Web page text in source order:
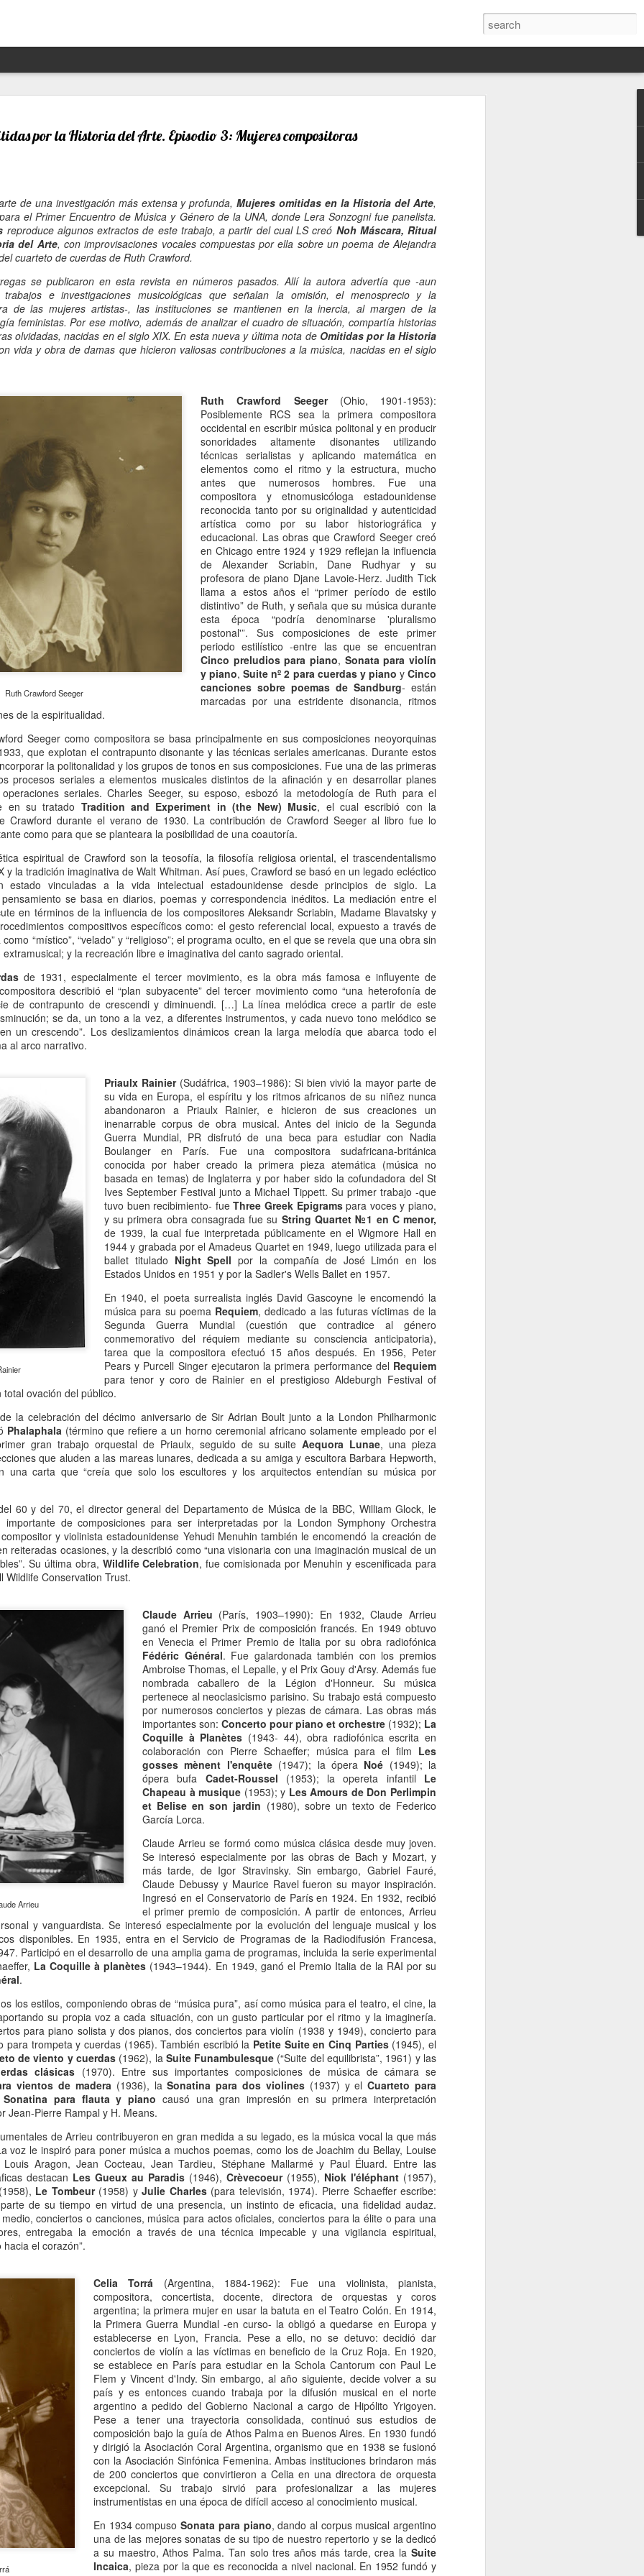
por la Historia del Arte. Episodio 3: Mujeres compositoras
de una investigación más extensa y profunda,Mujeres omitidas en la Historia del Arte,
el Primer Encuentro de Música y Género de la UNA, donde Lera Sonzogni fue panelista.
reproduce algunos extractos de este trabajo, a partir del cual LS creó Noh Máscara, Ritual
del Arte, con improvisaciones vocales compuestas por ella sobre un poema de Alejandra
cuarteto de cuerdas de Ruth Crawford.
se publicaron en esta revista en números pasados. Allí la autora advertía que -aun
trabajos e investigaciones musicológicas que señalan la omisión, el menosprecio y la
de las mujeres artistas-, las instituciones se mantienen en la inercia, al margen de la
feministas. Por ese motivo, además de analizar el cuadro de situación, compartía historias
olvidadas, nacidas en el siglo XIX. En esta nueva y última nota de Omitidas por la Historia
vida y obra de damas que hicieron valiosas contribuciones a la música, nacidas en el siglo
Ruth Crawford Seeger
Ruth Crawford Seeger(Ohio, 1901-1953):
Posiblemente RCS sea la primera compositora
occidental en escribir música politonal y en producir
sonoridades altamente disonantes utilizando
técnicas serialistas y aplicando matemática en
elementos como el ritmo y la estructura, mucho
antes que numerosos hombres. Fue una
compositora y etnomusicóloga estadounidense
reconocida tanto por su originalidad y autenticidad
artística como por su labor historiográfica y
educacional. Las obras que Crawford Seeger creó
en Chicago entre 1924 y 1929 reflejan la influencia
de Alexander Scriabin, Dane Rudhyar y su
profesora de piano Djane Lavoie-Herz. Judith Tick
llama a estos años el “primer período de estilo
distintivo” de Ruth, y señala que su música durante
esta época “podría denominarse 'pluralismo
postonal'”. Sus composiciones de este primer
periodo estilístico -entre las que se encuentran
Cinco preludios para piano, Sonata para violín
y piano,Suite nº 2 para cuerdas y piano yCinco
canciones sobre poemas de Sandburg- están
marcadas por una estridente disonancia, ritmos
de la espiritualidad.
Seeger como compositora se basa principalmente en sus composiciones neoyorquinas
que explotan el contrapunto disonante y las técnicas seriales americanas. Durante estos
la politonalidad y los grupos de tonos en sus composiciones. Fue una de las primeras
procesos seriales a elementos musicales distintos de la afinación y en desarrollar planes
seriales. Charles Seeger, su esposo, esbozó la metodología de Ruth para el
en su tratado Tradition and Experiment in (the New) Music, el cual escribió con la
Crawford durante el verano de 1930. La contribución de Crawford Seeger al libro fue lo
como para que se planteara la posibilidad de una coautoría.
espiritual de Crawford son la teosofía, la filosofía religiosa oriental, el trascendentalismo
y la tradición imaginativa de Walt Whitman. Así pues, Crawford se basó en un legado ecléctico
estado vinculadas a la vida intelectual estadounidense desde principios de siglo. La
se basa en diarios, poemas y correspondencia inéditos. La mediación entre el
en términos de la influencia de los compositores Aleksandr Scriabin, Madame Blavatsky y
compositivos específicos como: el gesto referencial local, expuesto a través de
“místico”, “velado” y “religioso”; el programa oculto, en el que se revela que una obra sin
y la recreación libre e imaginativa del canto sagrado oriental.
de 1931, especialmente el tercer movimiento, es la obra más famosa e influyente de
describió el “plan subyacente” del tercer movimiento como “una heterofonía de
de contrapunto de crescendi y diminuendi. […] La línea melódica crece a partir de este
se da, un tono a la vez, a diferentes instrumentos, y cada nuevo tono melódico se
un crescendo”. Los deslizamientos dinámicos crean la larga melodía que abarca todo el
al arco narrativo.
Priaulx Rainier(Sudáfrica, 1903–1986): Si bien vivió la mayor parte de
su vida en Europa, el espíritu y los ritmos africanos de su niñez nunca
abandonaron a Priaulx Rainier, e hicieron de sus creaciones un
inenarrable corpus de obra musical. Antes del inicio de la Segunda
Guerra Mundial, PR disfrutó de una beca para estudiar con Nadia
Boulanger en París. Fue una compositora sudafricana-británica
conocida por haber creado la primera pieza atemática (música no
basada en temas) de Inglaterra y por haber sido la cofundadora del St
Ives September Festival junto a Michael Tippett. Su primer trabajo -que
tuvo buen recibimiento- fueThree Greek Epigramspara voces y piano,
y su primera obra consagrada fue su String Quartet №1 en C menor,
de 1939, la cual fue interpretada públicamente en el Wigmore Hall en
1944 y grabada por el Amadeus Quartet en 1949, luego utilizada para el
ballet titulado Night Spell por la compañía de José Limón en los
Estados Unidos en 1951 y por la Sadler's Wells Ballet en 1957.
En 1940, el poeta surrealista inglés David Gascoyne le encomendó la
música para su poema Requiem, dedicado a las futuras víctimas de la
Segunda Guerra Mundial (cuestión que contradice al género
conmemorativo del réquiem mediante su consciencia anticipatoria),
tarea que la compositora efectuó 15 años después. En 1956, Peter
Pears y Purcell Singer ejecutaron la primera performance del Requiem
para tenor y coro de Rainier en el prestigioso Aldeburgh Festival of
ovación del público.
la celebración del décimo aniversario de Sir Adrian Boult junto a la London Philharmonic
Phalaphala (término que refiere a un horno ceremonial africano solamente empleado por el
gran trabajo orquestal de Priaulx, seguido de su suiteAequora Lunae, una pieza
que aluden a las mareas lunares, dedicada a su amiga y escultora Barbara Hepworth,
una carta que “creía que solo los escultores y los arquitectos entendían su música por
60 y del 70, el director general del Departamento de Música de la BBC, William Glock, le
importante de composiciones para ser interpretadas por la London Symphony Orchestra
y violinista estadounidense Yehudi Menuhin también le encomendó la creación de
reiteradas ocasiones, y la describió como “una visionaria con una imaginación musical de un
Su última obra, Wildlife Celebration, fue comisionada por Menuhin y escenificada para
Wildlife Conservation Trust.
Arrieu
Claude Arrieu (París, 1903–1990): En 1932, Claude Arrieu
ganó el Premier Prix de composición francés. En 1949 obtuvo
en Venecia el Primer Premio de Italia por su obra radiofónica
Fédéric Général. Fue galardonada también con los premios
Ambroise Thomas, el Lepalle, y el Prix Gouy d'Arsy. Además fue
nombrada caballero de la Légion d'Honneur. Su música
pertenece al neoclasicismo parisino. Su trabajo está compuesto
por numerosos conciertos y piezas de cámara. Las obras más
importantes son: Concerto pour piano et orchestre (1932); La
Coquille à Planètes (1943- 44), obra radiofónica escrita en
colaboración con Pierre Schaeffer; música para el film Les
gosses mènent l'enquête(1947); la ópera Noé (1949); la
ópera bufa Cadet-Roussel (1953); la opereta infantil Le
Chapeau à musique (1953); y Les Amours de Don Perlimpin
et Belise en son jardin (1980), sobre un texto de Federico
García Lorca.
Claude Arrieu se formó como música clásica desde muy joven.
Se interesó especialmente por las obras de Bach y Mozart, y
más tarde, de Igor Stravinsky. Sin embargo, Gabriel Fauré,
Claude Debussy y Maurice Ravel fueron su mayor inspiración.
Ingresó en el Conservatorio de París en 1924. En 1932, recibió
el primer premio de composición. A partir de entonces, Arrieu
y vanguardista. Se interesó especialmente por la evolución del lenguaje musical y los
disponibles. En 1935, entra en el Servicio de Programas de la Radiodifusión Francesa,
Participó en el desarrollo de una amplia gama de programas, incluida la serie experimental
La Coquille à planètes (1943–1944). En 1949, ganó el Premio Italia de la RAI por su
.
los estilos, componiendo obras de “música pura”, así como música para el teatro, el cine, la
su propia voz a cada situación, con un gusto particular por el ritmo y la imaginería.
para piano solista y dos pianos, dos conciertos para violín (1938 y 1949), concierto para
para trompeta y cuerdas (1965). También escribió la Petite Suite en Cinq Parties(1945), el
de viento y cuerdas(1962), la Suite Funambulesque (“Suite del equilibrista”, 1961) y las
clásicas (1970). Entre sus importantes composiciones de música de cámara se
vientos de madera(1936), laSonatina para dos violines(1937) y elCuarteto para
Sonatina para flauta y piano causó una gran impresión en su primera interpretación
Jean-Pierre Rampal y H. Means.
de Arrieu contribuyeron en gran medida a su legado, es la música vocal la que más
voz le inspiró para poner música a muchos poemas, como los de Joachim du Bellay, Louise
Louis Aragon, Jean Cocteau, Jean Tardieu, Stéphane Mallarmé y Paul Éluard. Entre las
destacan Les Gueux au Paradis (1946), Crèvecoeur(1955), Niok l'éléphant (1957),
(1958), Le Tombeur(1958) yJulie Charles(para televisión, 1974). Pierre Schaeffer escribe:
de su tiempo en virtud de una presencia, un instinto de eficacia, una fidelidad audaz.
conciertos o canciones, música para actos oficiales, conciertos para la élite o para una
entregaba la emoción a través de una técnica impecable y una vigilancia espiritual,
el corazón”.
Celia Torrá (Argentina, 1884-1962): Fue una violinista, pianista,
compositora, concertista, docente, directora de orquestas y coros
argentina; la primera mujer en usar la batuta en el Teatro Colón. En 1914,
la Primera Guerra Mundial -en curso- la obligó a quedarse en Europa y
establecerse en Lyon, Francia. Pese a ello, no se detuvo: decidió dar
conciertos de violín a las víctimas en beneficio de la Cruz Roja. En 1920,
se establece en París para estudiar en la Schola Cantorum con Paul Le
Flem y Vincent d'Indy. Sin embargo, al año siguiente, decide volver a su
país y es entonces cuando trabaja por la difusión musical en el norte
argentino a pedido del Gobierno Nacional a cargo de Hipólito Yrigoyen.
Pese a tener una trayectoria consolidada, continuó sus estudios de
composición bajo la guía de Athos Palma en Buenos Aires. En 1930 fundó
y dirigió la Asociación Coral Argentina, organismo que en 1938 se fusionó
con la Asociación Sinfónica Femenina. Ambas instituciones brindaron más
de 200 conciertos que convirtieron a Celia en una directora de orquesta
excepcional. Su trabajo sirvió para profesionalizar a las mujeres
instrumentistas en una época de difícil acceso al conocimiento musical.
En 1934 compusoSonata para piano, dando al corpus musical argentino
una de las mejores sonatas de su tipo de nuestro repertorio y se la dedicó
a su maestro, Athos Palma. Tan solo tres años más tarde, crea la Suite
Incaica, pieza por la que es reconocida a nivel nacional. En 1952 fundó y
13
un afortunado encuentro escénico
advertencia de la brillante filósofa, politóloga, periodista Hannah
Arendt (1906- 1975) resuena con desgraciada vigencia en este siglo
21, en estos precisos momentos de amenaza a las democracias,
de hechos de ilegalidad y crueldad crecientes por parte de las
grandes potencias, de gobiernos talibanes, de un avance alucinante
de la ultraderecha más reaccionaria, caprichosa y avasalladora.
Arendt, de cuya muerte a los 69 se cumplieron 50 años en
diciembre pasado, fue una pensadora alemana -de origen judío-
original, audaz, a contracorriente, inconformista, libre de toda
atadura, que no le temió a la polémica.
JAN
13
Escribir contra toda
adversidad (estrepitosa)
Por Teresa Donato
Cuando estudiaba en la facultad,
etnografía -el más difícil de la
carrera-, hubo un día que, entre
fichas, fotocopias, libros, café,
puchos y la Olivetti portátil
celeste, me dije: “Esto es lo que
quiero hacer toda la vida”.
Mientras estaba leyendo y
escribiendo en silencio encerrada
en mi habitación, las horas no
pasaban. Me veo tal cual, como si
estuviera viviéndolo ahora.
13
Marta Lubos (16/8/1943-
27/3/2026): Retrato de
una mujer en armonía
Hace 10 años, ella fue la "chica
habría dado risa a Marta Lubos,
una artista en absoluto pagada de
sí misma, una persona libre de
toda presunción y más bien
renuente a dar entrevistas. Pero
en esta ocasión,
afortunadamente, se avino a
responder, afable y espontánea,
divertida o apasionada -según el
tema-, siempre yendo al punto,
sin el menor rodeo. Así, fueron
apareciendo la pianista, la
escultora, la cocinera que brinda
una receta.
JAN
13
Un cavaliere della patria
Por Sonia Novello
“Ser abofeteado teniendo las
es algo que no le deseo a nadie”.
Amadeo Novello. Diario de guerra.
Su primera fuga fue una noche
estrellada. Cuenta que avanzaban
cuando las nubes tapaban la luna.
Es que esta iluminaba demasiado
el borde de la carretera de
pedregullo llena de barro y de
pozos de la zona de montaña por
la que se desplazaban, bajo el
cielo de Yugoslavia.
Damiselas Nº 1, a modo de editorial
Allá por las postrimerías del año 2012 se publicó la primera
edición de Damiselas en apuros, precedida del siguiente introito:
primero que hay que saber es que una damisela no es ni una dama
diferenciar un gato de un perro).
Gaby Ferrero (1/7/1961- 20/1/2026)
Sus ojos se cerraron -anticipadamente, inesperadamente- y el
mundo de quienes la siguen queriendo y admirando se detuvo,
el shock y un enorme desconsuelo. Tan adorable y honesta como
tan excelente y angelada como actriz, tan amorosa y atenta
su maternidad elegida y conquistada palmo a palmo... Cómo no
en su queridísimo hijo adoptivo Osqui Ferrero, que resultó,
una notable revelación como actor en Más bello que la
(2022).
Mi Rob Reiner privado
Por Moira Soto
de varios cuentos románticos fílmicos para gente adulta,
muy querida en la farándula hollywoodense y más allá,
activista del partido demócrata, Rob Reiner -como es
sabido por la difusión que tuvo la noticia- fue víctima de la muerte
horrible que pudiera tener alguien de sus quilates. Una jugarreta
del destino que, en general -salvo a individuos desalmados
el “presidente” actual de los Estados Unidos-, costó asumir.
Mi padre lee
Por María José Eyras
Ciro Ramón Eyras, 1932-2019
de la ventana, junto al fuego, mi padre lee.
pienso en él, lo veo así, leyendo, la cabeza gris detrás del vidrio. Es
visión fugaz, apenas un segundo, la de mi padre, sentado de
en su casita de fin de semana, en un barrio cerrado de la
Al fin sola y, a la vez, tan bien acompañada
Por Guadalupe Treibel
soledad implica que, aunque esté sola, estoy con alguien; es decir,
fuera de serie Hannah Arendt, y esa frase es la llave que cierra
de Enfin seule (“Por fin sola”), libro de la periodista y
Lauren Bastide que acaba de editarse en Francia con muy
acogida.
Por Caro Alfonso
un año, Mona me salvó la vida. Llegué a la casa de mi hermana
de manejar muchas horas escuchando la misma lista de
desde que salí de mi casa.
La lectora de la lectora
Por Cecilia Sorrentino
la lectora regresa a libros entrañables que leyó hace tiempo.
tarde le gustaría volver a Virginia Woolf.
un libro al azar y lo abre. Inmediatamente reconoce el cuarto.
algunas líneas…
no está en su escritorio. Junto a la ventana, el pequeño sillón
la última luz que llega del jardín. Virginia lee. Algunas tardes
entre el té y la cena.
¿Broncearse? ¡Un quemo!
Por Guadalupe Treibel
entero tarde -por puro despiste- y siento la obligación moral de
el asunto para quienes todavía se rompen el coco buscando la
segura de quedar color canela: el bronceado saludable no existe.
un oxímoron, un verso. Resulta que eso que llamamos “colorcito”
en términos médicos, la respuesta a un daño: la piel produce
para defenderse porque la radiación ya empezó a dañar el
de sus células.
Volante, hormonas y burocracia
Por Mariela Sexer
es algo que me enorgullece, creo que lo hago muy bien y
mucho la libertad, la independencia y el poder que me da
señalé en la segunda entrega de La inspectora, mi newsletter, es
significativa la diferencia de licencias de conducir otorgadas según
en Argentina.
Argentina, la conducción continúa siendo una actividad
Instructivo para ordenar un costurero
Damiselas. Hemos recorrido un largo camino, muchachas,
a los varones publicistas de los años 70 con el fin de
a las mujeres cigarrillos (y habrían dicho casi cualquier otra
con tal de inducirnos a comprar otro producto). Pero en el caso de
es real el extenso recorrido de este espacio, con mi casi
acompañamiento dentro del universo literario que se fue
entre sus damiselas firmantes y las/os lectores/as.
Sorpresa y media: Peña desencadenado
Por M.S.
hay en la actualidad un representante cabal de la cinefilia -ese amour
sin medida por el llamado séptimo arte-, esa persona es, a no
Fernando Martín Peña. Alguien que desde muy joven se dedicó
como quien entra en religión, cumpliendo una vocación sagrada
entrega absoluta desde los 8, cuando recibió de regalo de su padre
proyector de super 8.